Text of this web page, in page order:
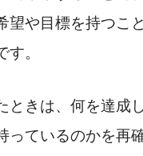
望や目標を持つこ
す。
ときは、何を達成
っているのかを再